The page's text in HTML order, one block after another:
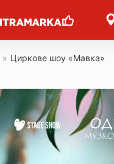
» Циркове шоу «Мавка»